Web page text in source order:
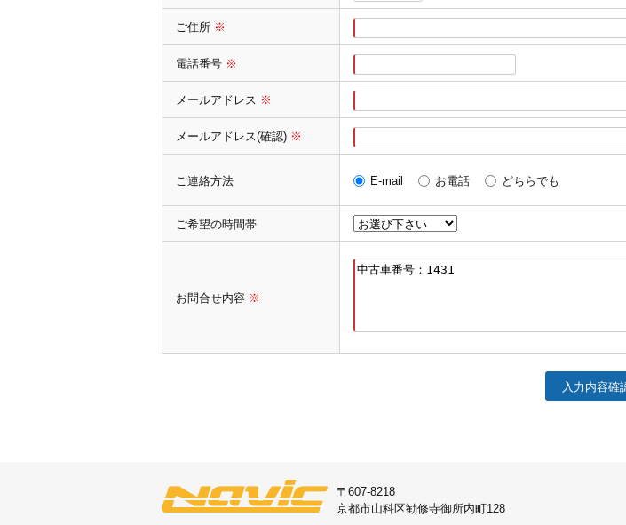
ご住所 ※
電話番号 ※
メールアドレス ※
メールアドレス(確認) ※
ご連絡方法 E-mail お電話 どちらでも
ご希望の時間帯
お問合せ内容 ※
〒607-8218
京都市山科区勧修寺御所内町128